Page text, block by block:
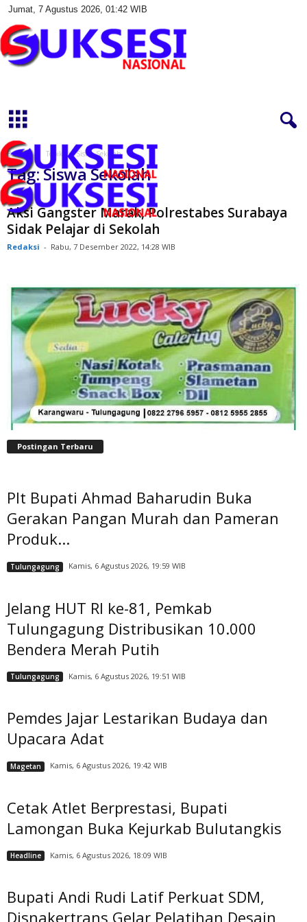
Jumat, 7 Agustus 2026, 01:42 WIB
s
i
a
s
Beranda Topik Siswa Sekolah
Tag: Siswa Sekolah
Aksi Gangster Marak, Polrestabes Surabaya
Sidak Pelajar di Sekolah
Redaksi - Rabu, 7 Desember 2022, 14:28 WIB
Postingan Terbaru
Plt Bupati Ahmad Baharudin Buka
Gerakan Pangan Murah dan Pameran
Produk...
Tulungagung Kamis, 6 Agustus 2026, 19:59 WIB
Jelang HUT RI ke-81, Pemkab
Tulungagung Distribusikan 10.000
Bendera Merah Putih
Tulungagung Kamis, 6 Agustus 2026, 19:51 WIB
Pemdes Jajar Lestarikan Budaya dan
Upacara Adat
Magetan Kamis, 6 Agustus 2026, 19:42 WIB
Cetak Atlet Berprestasi, Bupati
Lamongan Buka Kejurkab Bulutangkis
Headline Kamis, 6 Agustus 2026, 18:09 WIB
Bupati Andi Rudi Latif Perkuat SDM,
Disnakertrans Gelar Pelatihan Desain